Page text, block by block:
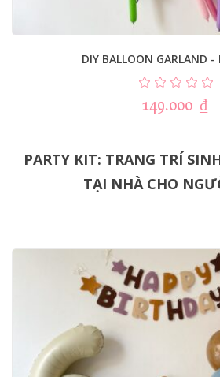
DIY BALLOON GARLAND -
149.000 ₫
PARTY KIT: TRANG TRÍ
TẠI NHÀ CHO